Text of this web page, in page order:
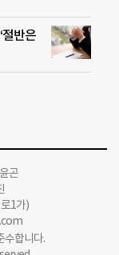
반은
곤
1가)
수합니다.